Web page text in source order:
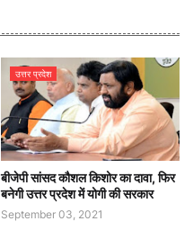
उत्तर प्रदेश
बीजेपी सांसद कौशल किशोर का दावा, फिर
बनेगी उत्तर प्रदेश में योगी की सरकार
September 03, 2021